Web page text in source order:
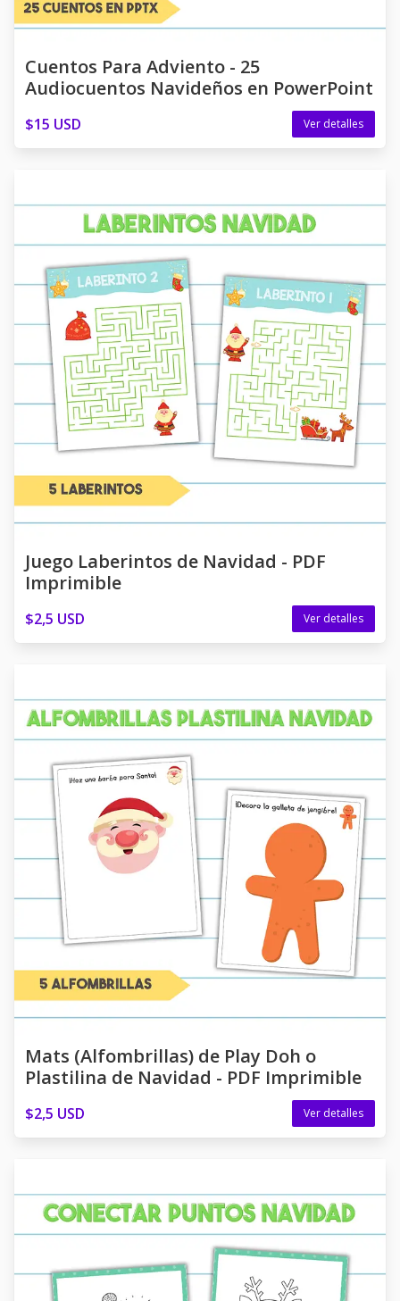
Cuentos Para Adviento - 25
Audiocuentos Navideños en PowerPoint
$15 USD Ver detalles
Juego Laberintos de Navidad - PDF
Imprimible
$2,5 USD Ver detalles
Mats (Alfombrillas) de Play Doh o
Plastilina de Navidad - PDF Imprimible
$2,5 USD Ver detalles